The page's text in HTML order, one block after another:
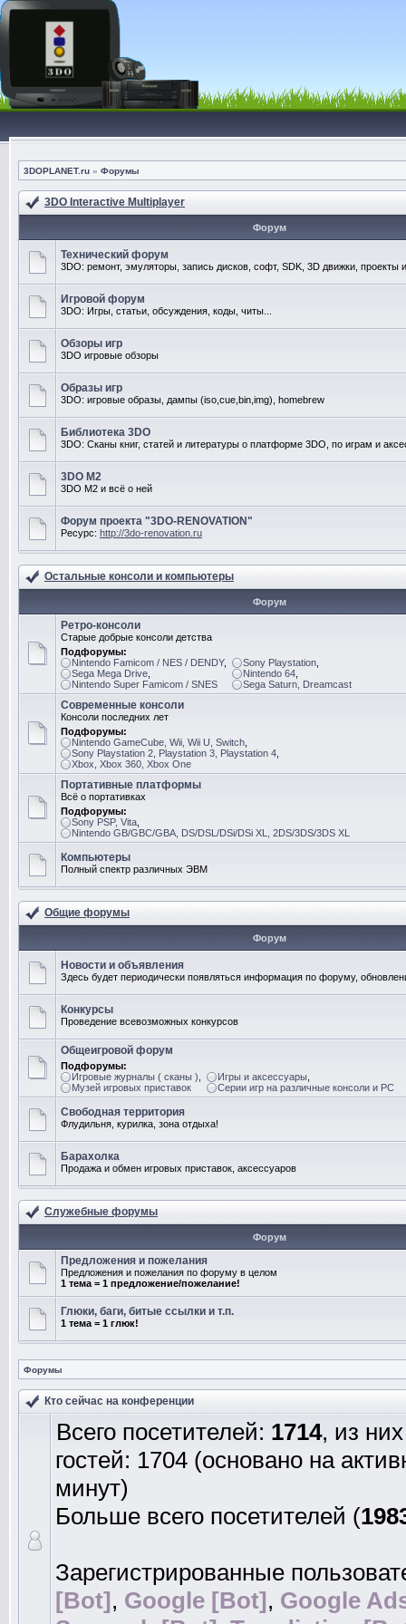
3DOPLANET.ru » Форумы
3DO Interactive Multiplayer
Форум
Технический форум
3DO: ремонт, эмуляторы, запись дисков, софт, SDK, 3D движки, проекты
Игровой форум
3DO: Игры, статьи, обсуждения, коды, читы...
Обзоры игр
3DO игровые обзоры
Образы игр
3DO: игровые образы, дампы (iso,cue,bin,img), homebrew
Библиотека 3DO
3DO: Сканы книг, статей и литературы о платформе 3DO, по играм и
3DO M2
3DO M2 и всё о ней
Форум проекта "3DO-RENOVATION"
Ресурс: http://3do-renovation.ru
Остальные консоли и компьютеры
Форум
Ретро-консоли
Старые добрые консоли детства
Подфорумы:
Nintendo Famicom / NES / DENDY,
Sega Mega Drive
Nintendo Super Famicom / SNES
Sony Playstation
Nintendo 64
Sega Saturn, Dreamcast
Современные консоли
Консоли последних лет
Подфорумы:
Nintendo GameCube, Wii, Wii U, Switch
Sony Playstation 2, Playstation 3, Playstation 4
Xbox, Xbox 360, Xbox One
Портативные платформы
Всё о портативках
Подфорумы:
Sony PSP, Vita
Nintendo GB/GBC/GBA, DS/DSL/DSi/DSi XL, 2DS/3DS/3DS XL
Компьютеры
Полный спектр различных ЭВМ
Общие форумы
Форум
Новости и объявления
Здесь будет периодически появляться информация по форуму,
Конкурсы
Проведение всевозможных конкурсов
Общеигровой форум
Подфорумы:
Игровые журналы ( сканы )
Музей игровых приставок
Игры и аксессуары
Серии игр на различные консоли и PC
Свободная территория
Флудильня, курилка, зона отдыха!
Барахолка
Продажа и обмен игровых приставок, аксессуаров
Служебные форумы
Форум
Предложения и пожелания
Предложения и пожелания по форуму в целом
1 тема = 1 предложение/пожелание!
Глюки, баги, битые ссылки и т.п.
1 тема = 1 глюк!
Форумы
Кто сейчас на конференции
Всего посетителей: 1714, из
гостей: 1704 (основано на
минут)
Больше всего посетителей (
Зарегистрированные
[Bot], Google [Bot], Google